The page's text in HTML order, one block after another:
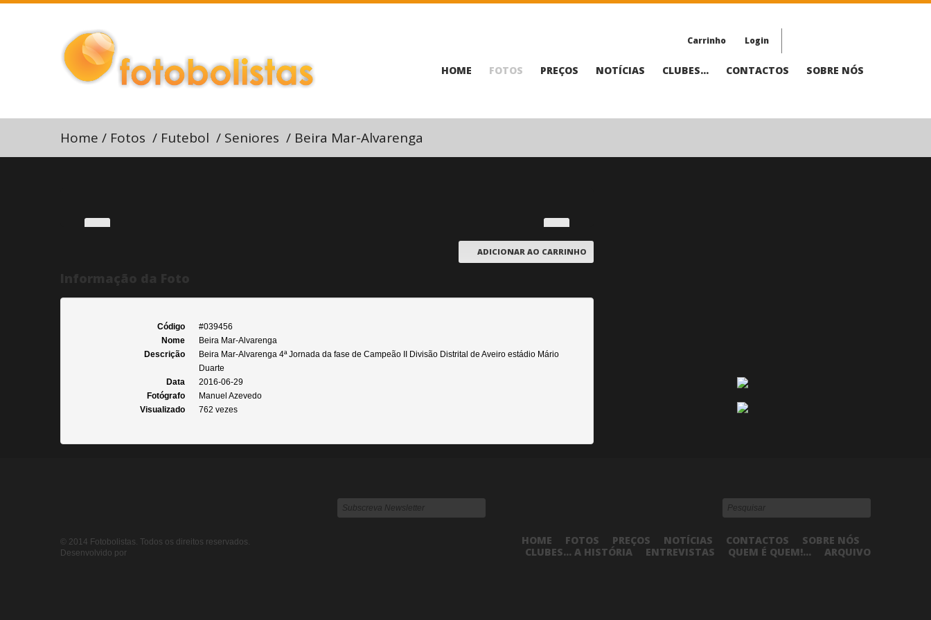
Carrinho Login
HOME FOTOS PREÇOS NOTÍCIAS CLUBES... CONTACTOS SOBRE NÓS
Home / Fotos / Futebol / Seniores / Beira Mar-Alvarenga
ADICIONAR AO CARRINHO
Código
#039456
Nome
Beira Mar-Alvarenga
Descrição
Beira Mar-Alvarenga 4ª Jornada da fase de Campeão II Divisão Distrital de Aveiro estádio Mário
Duarte
Data
2016-06-29
Fotógrafo
Manuel Azevedo
Visualizado
762 vezes
© 2014 Fotobolistas. Todos os direitos reservados.
Desenvolvido por
HOME FOTOS PREÇOS NOTÍCIAS CONTACTOS
SOBRE NÓS
CLUBES... A HISTÓRIA
ENTREVISTAS QUEM É QUEM!... ARQUIVO